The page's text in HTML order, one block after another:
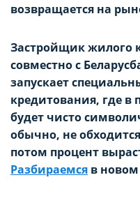
возвращается на
Застройщик жилого
совместно с
запускает
кредитования, где в
будет чисто
обычно, не
потом процент
Разбираемся в